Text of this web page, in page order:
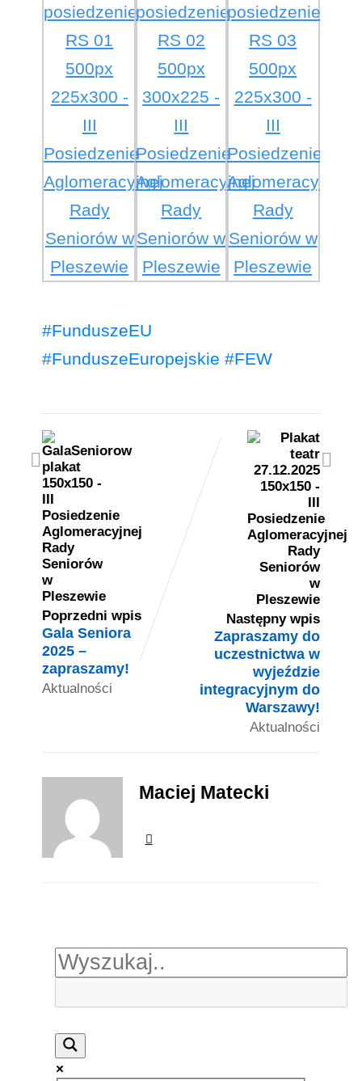
#FunduszeEU
#FunduszeEuropejskie #FEW
Poprzedni wpis
Gala Seniora
2025 –
zapraszamy!
Aktualności
Następny wpis
Zapraszamy do
uczestnictwa w
wyjeździe
integracyjnym do
Warszawy!
Aktualności
Maciej Matecki